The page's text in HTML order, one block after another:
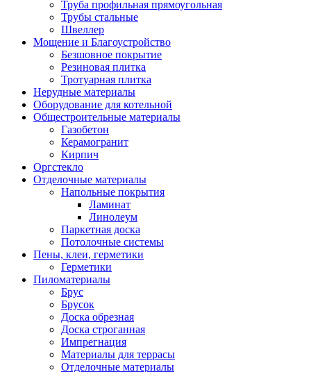
Труба профильная прямоугольная
Трубы стальные
Швеллер
Мощение и Благоустройство
Безшовное покрытие
Резиновая плитка
Тротуарная плитка
Нерудные материалы
Оборудование для котельной
Общестроительные материалы
Газобетон
Керамогранит
Кирпич
Оргстекло
Отделочные материалы
Напольные покрытия
Ламинат
Линолеум
Паркетная доска
Потолочные системы
Пены, клеи, герметики
Герметики
Пиломатериалы
Брус
Брусок
Доска обрезная
Доска строганная
Импрегнация
Материалы для террасы
Отделочные материалы